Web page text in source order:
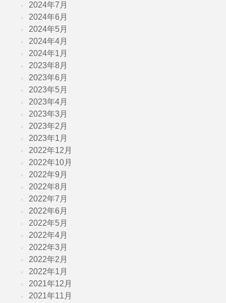
2024年7月
2024年6月
2024年5月
2024年4月
2024年1月
2023年8月
2023年6月
2023年5月
2023年4月
2023年3月
2023年2月
2023年1月
2022年12月
2022年10月
2022年9月
2022年8月
2022年7月
2022年6月
2022年5月
2022年4月
2022年3月
2022年2月
2022年1月
2021年12月
2021年11月